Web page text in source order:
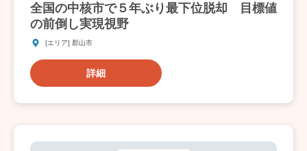
全国の中核市で５年ぶり最下位脱却 目標値
の前倒し実現視野
[エリア] 郡山市
詳細